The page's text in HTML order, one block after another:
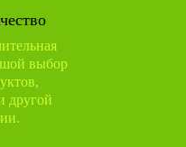
выбор
другой